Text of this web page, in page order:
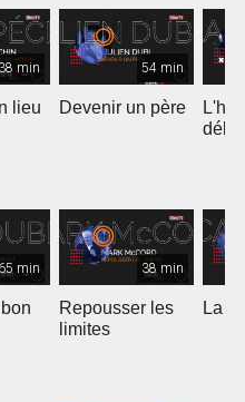
38 min
lieu
54 min
Devenir un père
65 min 38 min
Repousser les
limites
La